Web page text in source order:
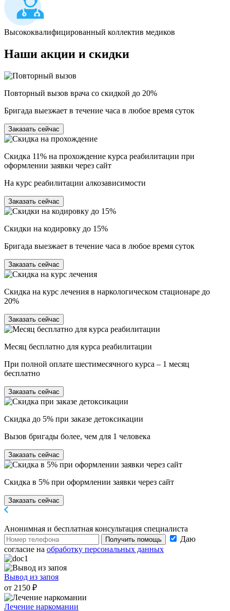
Высококвалифицированный коллектив медиков
Наши акции и скидки
Повторный вызов врача со скидкой до 20%
Бригада выезжает в течение часа в любое время суток
Заказать сейчас
Скидка 11% на прохождение курса реабилитации при
оформлении заявки через сайт
На курс реабилитации алкозависимости
Заказать сейчас
Скидки на кодировку до 15%
Бригада выезжает в течение часа в любое время суток
Заказать сейчас
Скидка на курс лечения в наркологическом стационаре до
20%
Заказать сейчас
Месяц бесплатно для курса реабилитации
При полной оплате шестимесячного курса – 1 месяц
бесплатно
Заказать сейчас
Скидка до 5% при заказе детоксикации
Вызов бригады более, чем для 1 человека
Заказать сейчас
Скидка в 5% при оформлении заявки через сайт
Заказать сейчас
Анонимная и бесплатная консультация специалиста
Получить помощь
Даю
согласие на обработку персональных данных
Вывод из запоя
от 2150 ₽
Лечение наркомании